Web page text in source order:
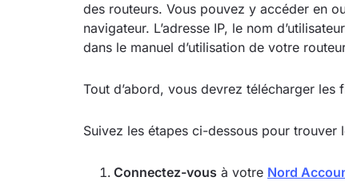
des routeurs. Vous pouvez y accéder en
navigateur. L’adresse IP, le nom
dans le manuel d’utilisation de votre
Tout d’abord, vous devrez télécharger les
Suivez les étapes ci-dessous pour trouver
Connectez-vous à votre Nord